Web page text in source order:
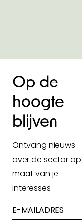
Op de
hoogte
blijven
Ontvang nieuws
over de sector op
maat van je
interesses
E-MAILADRES